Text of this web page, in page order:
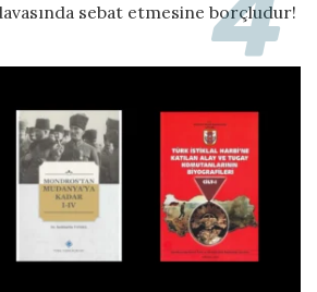
sebat etmesine borçludur!